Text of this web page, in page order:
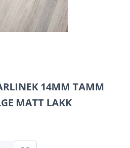
14MM TAMM
MATT LAKK